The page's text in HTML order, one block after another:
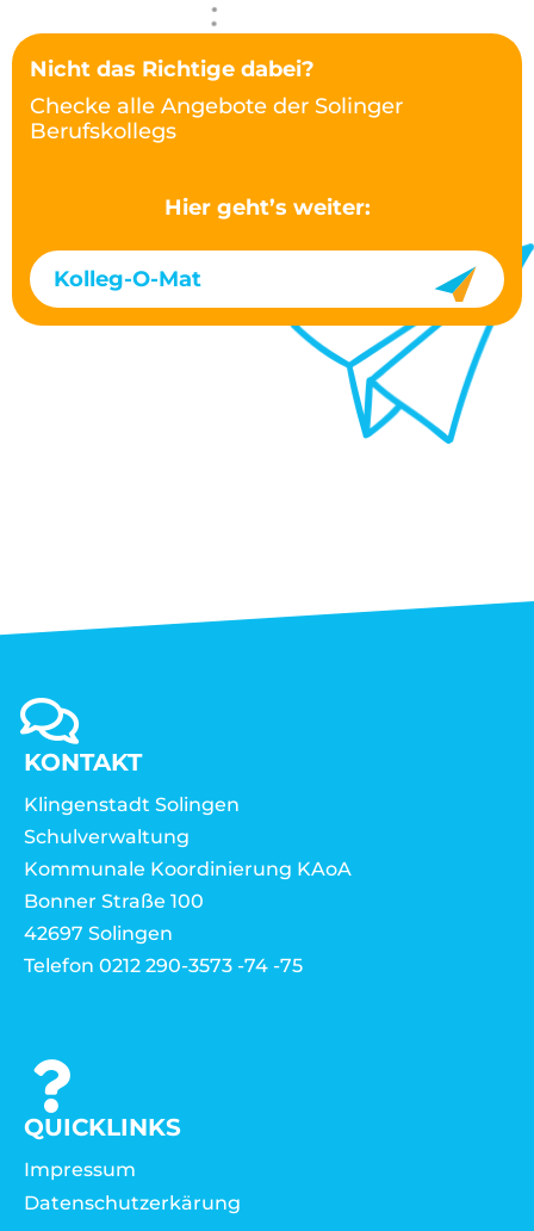
Nicht das Richtige dabei?
Checke alle Angebote der Solinger
Berufskollegs
Hier geht’s weiter:
Kolleg-O-Mat
KONTAKT
Klingenstadt Solingen
Schulverwaltung
Kommunale Koordinierung KAoA
Bonner Straße 100
42697 Solingen
Telefon 0212 290-3573 -74 -75
QUICKLINKS
Impressum
Datenschutzerkärung